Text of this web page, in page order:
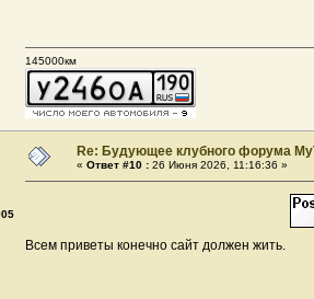
145000км
Re: Будующее клубного форума
« Ответ #10 : 26 Июня 2026, 11:16:36 »
Всем приветы конечно сайт должен жить.